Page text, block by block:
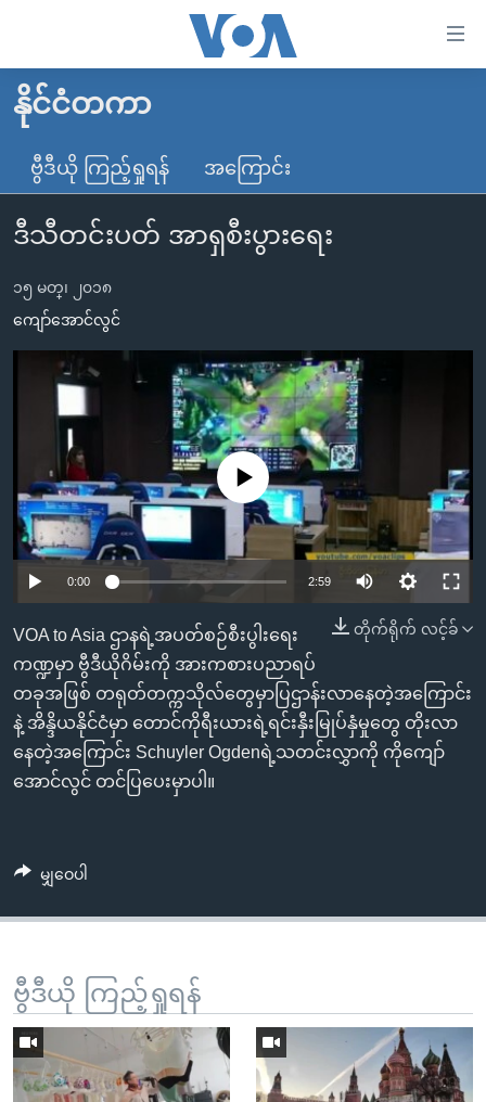
လွယ်ကူ
စေ
သည့်
Link
များ
ပင်မ
အကြောင်းအရာ
ညွန်း
စာမျက်နှာ
ကျော်
ကြည့်
ရန်
ရှာဖွေ
ရန်
နေရာ
သို့
မူလစာမျက်နှာ
မြန်မာ
ကမ္ဘာ့သတင်းများ
နိုင်ငံတကာ
တရုတ်
အစ္စရေး-ပါလက်စတိုင်း
ဗွီဒီယို
ရပ်ဝန်းတခု လမ်းတခု အလွန်
အင်္ဂလိပ်စာလေ့လာမယ်
အမေရိကန်သုံးအီဒီယံ
မကြေးမုံရဲ့ အင်္ဂလိပ်စာ
ရုပ်ရှင်ထဲက အင်္ဂလိပ်စာ
သုတပဒေသာ အင်္ဂလိပ်စာ
အပတ်စဉ်ကဏ္ဍများ
ရေဒီယို
ရေဒီယိုနှင့်ရုပ်သံ အချက်အလက်များ
ရေဒီယို/တီဗွီအစီအစဉ်
Learning English
ဗွီအိုအေ လူမှုကွန်ယက်များ
ဘာသာစကားများ
နိုင်ငံတကာ
ဗွီဒီယို ကြည့်ရှုရန် အကြောင်း
ဒီသီတင်းပတ် အာရှစီးပွားရေး
၁၅ မတ္၊ ၂၀၁၈
ကျော်အောင်လွင်
No media source currently available
0:00 2:59
တိုက်ရိုက် လင့်ခ်
VOA to Asia ဌာနရဲ့အပတ်စဉ်စီးပွါးရေး
ကဏ္ဍမှာ ဗွီဒီယိုဂိမ်းကို အားကစားပညာရပ်
တခုအဖြစ် တရုတ်တက္ကသိုလ်တွေမှာပြဌာန်းလာနေတဲ့အကြောင်း
နဲ့ အိန္ဒိယနိုင်ငံမှာ တောင်ကိုရီးယားရဲ့ရင်းနှီးမြုပ်နှံမှုတွေ တိုးလာ
နေတဲ့အကြောင်း Schuyler Ogdenရဲ့သတင်းလွှာကို ကိုကျော်
အောင်လွင် တင်ပြပေးမှာပါ။
မျှဝေပါ
ဗွီဒီယို ကြည့်ရှုရန်